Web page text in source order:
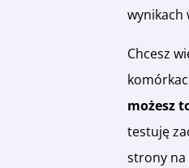
wynikach
Chcesz
możesz
testuję
strony na